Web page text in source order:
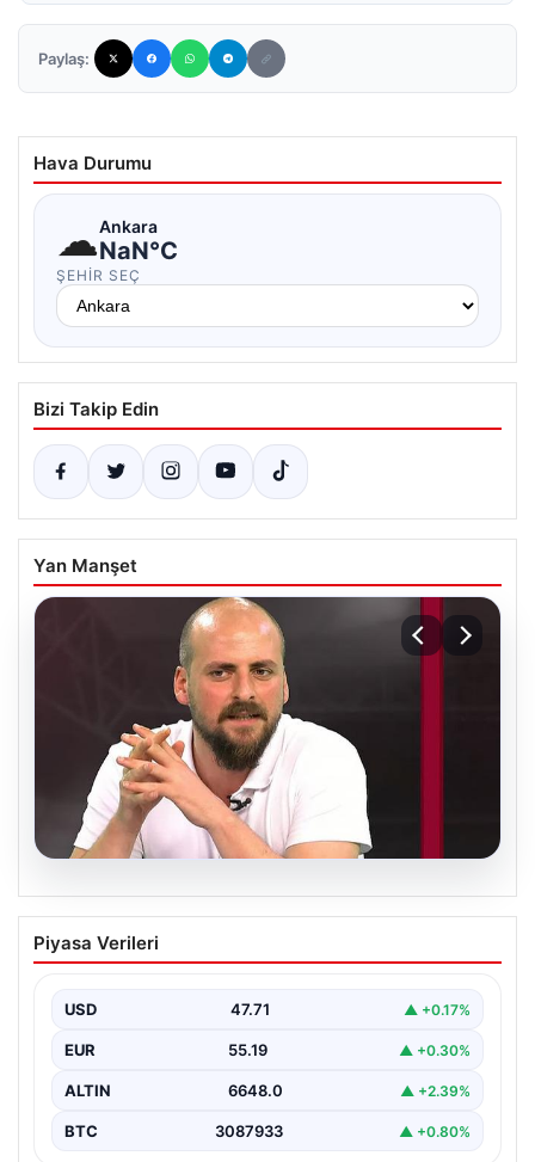
Paylaş:
Hava Durumu
☁Ankara
NaN°C
ŞEHIR SEÇ
Bizi Takip Edin
Yan Manşet
06.08.2026
Transfer krizi soruşturmaya dönüştü!
Burhan Can Terzi için harekete geçildi
Piyasa Verileri
USD 47.71 ▲ +0.17%
EUR 55.19 ▲ +0.30%
ALTIN 6648.0 ▲ +2.39%
BTC 3087933 ▲ +0.80%